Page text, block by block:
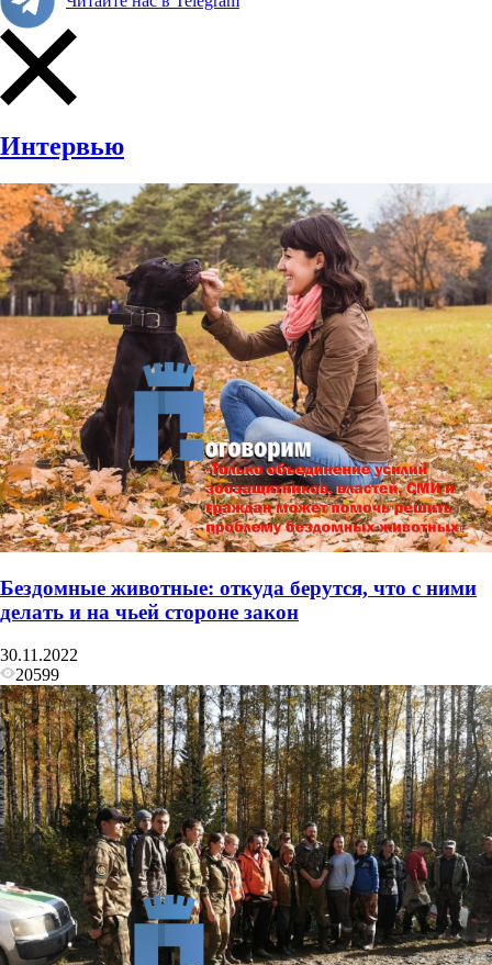
Интервью
Бездомные животные: откуда берутся, что с ними
делать и на чьей стороне закон
30.11.2022
20599